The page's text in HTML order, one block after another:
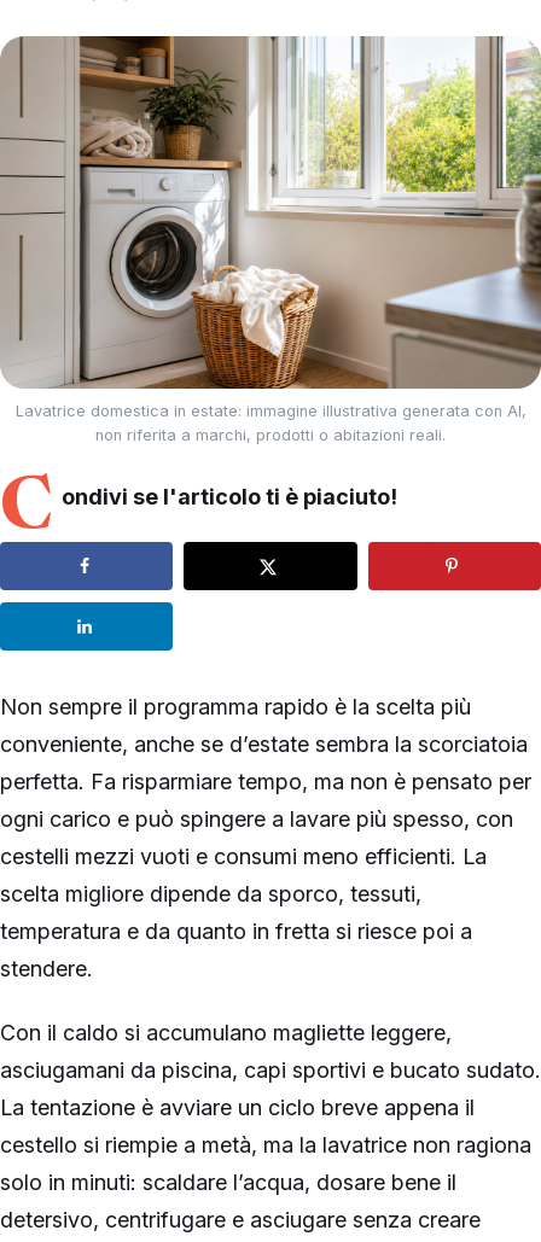
Lavatrice domestica in estate: immagine illustrativa generata con AI,
non riferita a marchi, prodotti o abitazioni reali.
C ondivi se l'articolo ti è piaciuto!
Non sempre il programma rapido è la scelta più
conveniente, anche se d’estate sembra la scorciatoia
perfetta. Fa risparmiare tempo, ma non è pensato per
ogni carico e può spingere a lavare più spesso, con
cestelli mezzi vuoti e consumi meno efficienti. La
scelta migliore dipende da sporco, tessuti,
temperatura e da quanto in fretta si riesce poi a
stendere.
Con il caldo si accumulano magliette leggere,
asciugamani da piscina, capi sportivi e bucato sudato.
La tentazione è avviare un ciclo breve appena il
cestello si riempie a metà, ma la lavatrice non ragiona
solo in minuti: scaldare l’acqua, dosare bene il
detersivo, centrifugare e asciugare senza creare